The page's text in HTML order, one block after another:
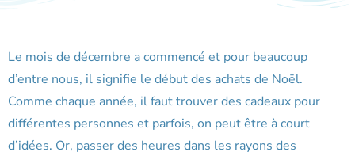
Le mois de décembre a commencé et pour beaucoup
d’entre nous, il signifie le début des achats de Noël.
Comme chaque année, il faut trouver des cadeaux pour
différentes personnes et parfois, on peut être à court
d’idées. Or, passer des heures dans les rayons des